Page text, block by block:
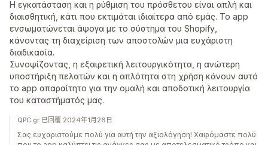
Η εγκατάσταση και η ρύθμιση του πρόσθετου είναι απλή και
διαισθητική, κάτι που εκτιμάται ιδιαίτερα από εμάς. Το app
ενσωματώνεται άψογα με το σύστημα του Shopify,
κάνοντας τη διαχείριση των αποστολών μια ευχάριστη
διαδικασία.
Συνοψίζοντας, η εξαιρετική λειτουργικότητα, η ανώτερη
υποστήριξη πελατών και η απλότητα στη χρήση κάνουν αυτό
το app απαραίτητο για την ομαλή και αποδοτική λειτουργία
του καταστήματός μας.
QPC.gr 已回覆 2024年1月26日
Σας ευχαριστούμε πολύ για αυτή την αξιολόγηση! Χαιρόμαστε πολύ